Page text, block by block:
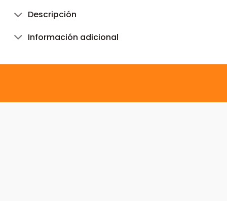
Descripción
Información adicional